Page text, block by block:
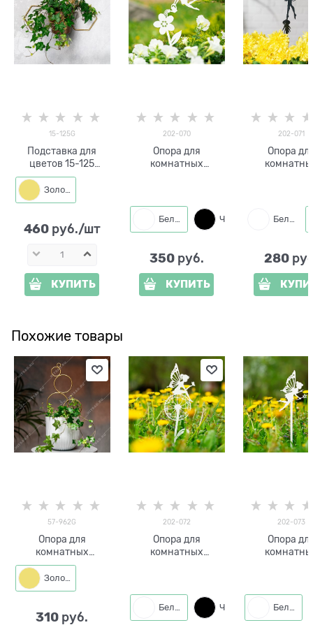
15-125G
Подставка для
цветов 15-125
настенная на одно
кашпо d=14см
Золото
460 руб./шт
КУПИТЬ
202-070
Опора для
комнатных
Белый
350 руб.
КУПИТЬ
202-071
Опора
Белый
280
Похожие товары
57-962G
Опора для
комнатных
растений 57-962
h=43 см
Золото
310 руб.
202-072
Опора для
комнатных
Белый
202-073
Опора
Белый